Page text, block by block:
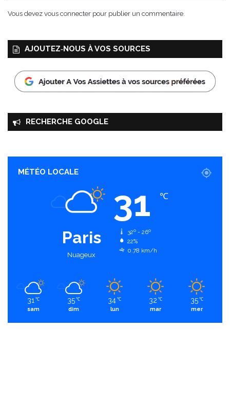
Vous devez vous connecter pour publier un commentaire.
AJOUTEZ‑NOUS À VOS SOURCES
RECHERCHE GOOGLE
MÉTÉO LOCALE
Paris
Nuageux
31 ℃
32º - 26º
22%
0.78 km/h
31 ℃
sam
35 ℃
dim
34 ℃
lun
32 ℃
mar
35 ℃
mer